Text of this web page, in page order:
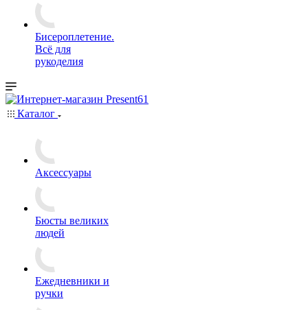
Бисероплетение.
Всё для
рукоделия
Каталог
Аксессуары
Бюсты великих
людей
Ежедневники и
ручки